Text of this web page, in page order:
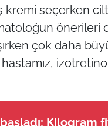
kremi seçerken
önerileri
çok daha
hastamız,
Kilogram